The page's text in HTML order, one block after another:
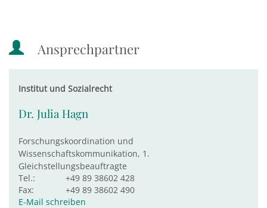
Ansprechpartner
Institut und Sozialrecht
Dr. Julia Hagn
Forschungskoordination und
Wissenschaftskommunikation, 1.
Gleichstellungsbeauftragte
Tel.:
+49 89 38602 428
Fax:
+49 89 38602 490
E-Mail schreiben